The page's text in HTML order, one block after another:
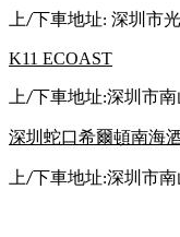
上/下車地址: 深圳市
K11 ECOAST
上/下車地址:深圳市
深圳蛇口希爾頓南海
上/下車地址:深圳市